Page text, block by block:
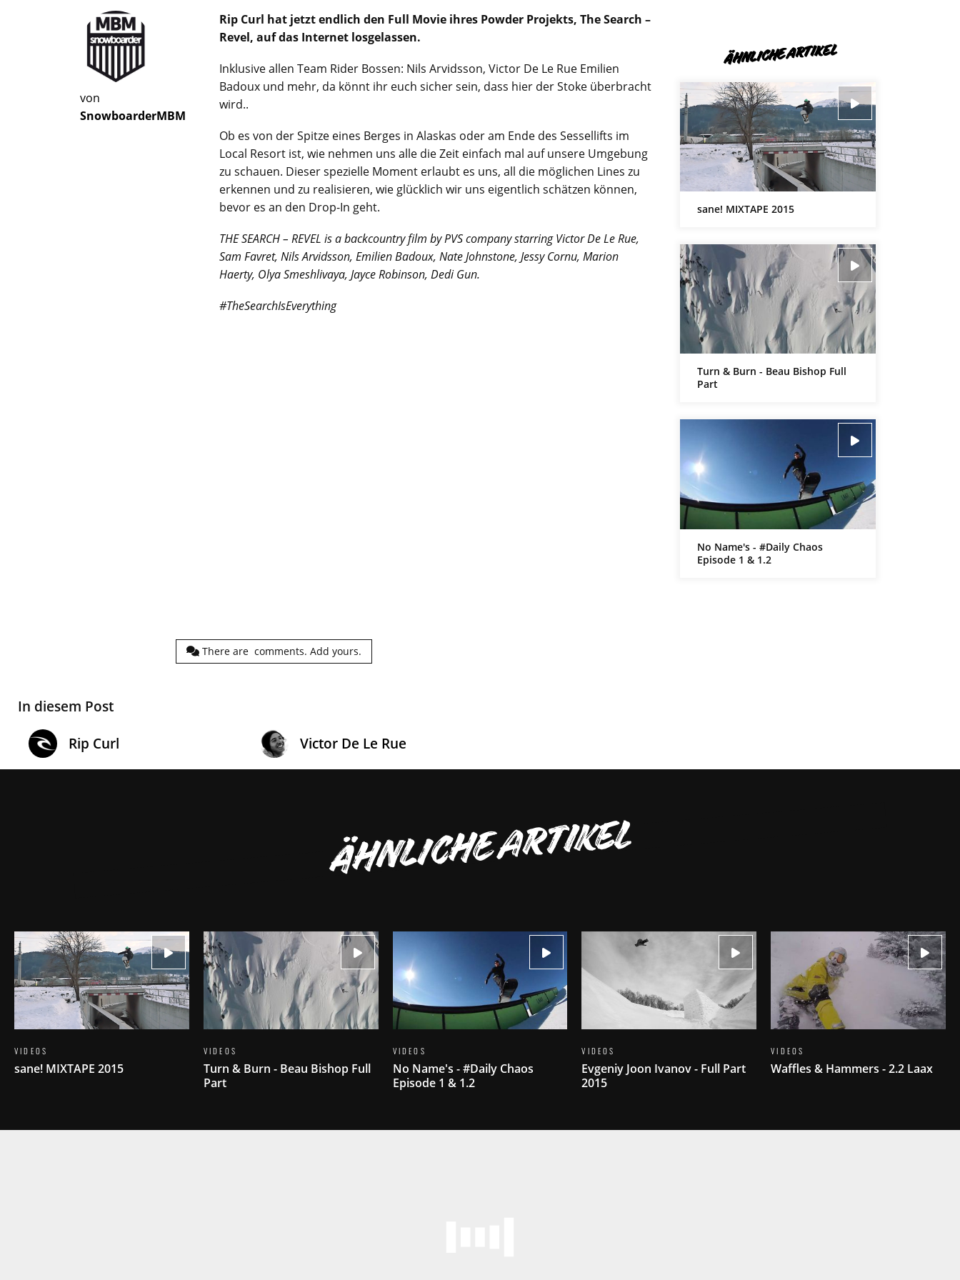
von
SnowboarderMBM
Rip Curl hat jetzt endlich den Full Movie ihres Powder Projekts, The Search –
Revel, auf das Internet losgelassen.
Inklusive allen Team Rider Bossen: Nils Arvidsson, Victor De Le Rue Emilien
Badoux und mehr, da könnt ihr euch sicher sein, dass hier der Stoke überbracht
wird..
Ob es von der Spitze eines Berges in Alaskas oder am Ende des Sessellifts im
Local Resort ist, wie nehmen uns alle die Zeit einfach mal auf unsere Umgebung
zu schauen. Dieser spezielle Moment erlaubt es uns, all die möglichen Lines zu
erkennen und zu realisieren, wie glücklich wir uns eigentlich schätzen können,
bevor es an den Drop-In geht.
THE SEARCH – REVEL is a backcountry film by PVS company starring Victor De Le Rue,
Sam Favret, Nils Arvidsson, Emilien Badoux, Nate Johnstone, Jessy Cornu, Marion
Haerty, Olya Smeshlivaya, Jayce Robinson, Dedi Gun.
#TheSearchIsEverything
ÄHNLICHE ARTIKEL
sane! MIXTAPE 2015
Turn & Burn - Beau Bishop Full
Part
No Name's - #Daily Chaos
Episode 1 & 1.2
There are comments.Add yours.
In diesem Post
Rip Curl
Victor De Le Rue
ÄHNLICHE ARTIKEL
VIDEOS
sane! MIXTAPE 2015
VIDEOS
Turn & Burn - Beau Bishop Full
Part
VIDEOS
No Name's - #Daily Chaos
Episode 1 & 1.2
VIDEOS
Evgeniy Joon Ivanov - Full Part
2015
VIDEOS
Waffles & Hammers - 2.2 Laax